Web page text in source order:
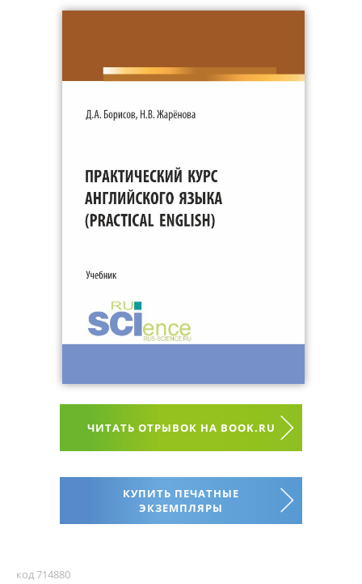
ЧИТАТЬ ОТРЫВОК НА BOOK.RU
КУПИТЬ ПЕЧАТНЫЕ
ЭКЗЕМПЛЯРЫ
код 714880